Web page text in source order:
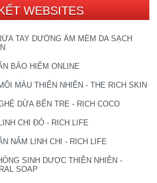
WEBSITES
TAY DƯỠNG ẨM MỀM DA SẠCH
BẢO HIỂM ONLINE
MÀU THIÊN NHIÊN - THE RICH SKIN
DỪA BẾN TRE - RICH COCO
CHI ĐỎ - RICH LIFE
NẤM LINH CHI - RICH LIFE
SINH DƯỢC THIÊN NHIÊN -
SOAP